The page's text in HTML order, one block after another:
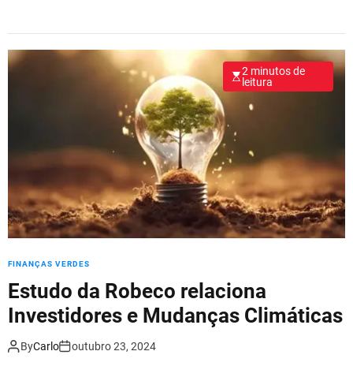
2 minutos de
leitura
FINANÇAS VERDES
Estudo da Robeco relaciona
Investidores e Mudanças Climáticas
ByCarlo outubro 23, 2024